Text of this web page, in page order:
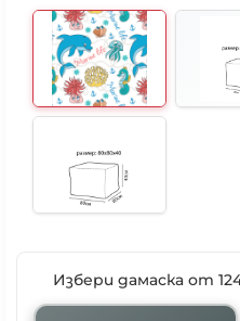
Избери дамаска от